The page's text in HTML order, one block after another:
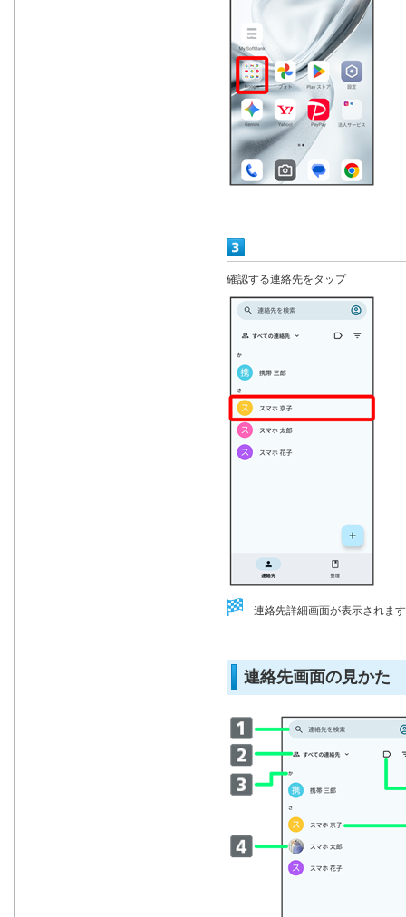
確認する連絡先をタップ
連絡先詳細画面が表示されま
連絡先画面の見かた